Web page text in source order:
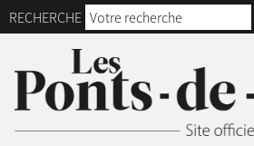
RECHERCHE